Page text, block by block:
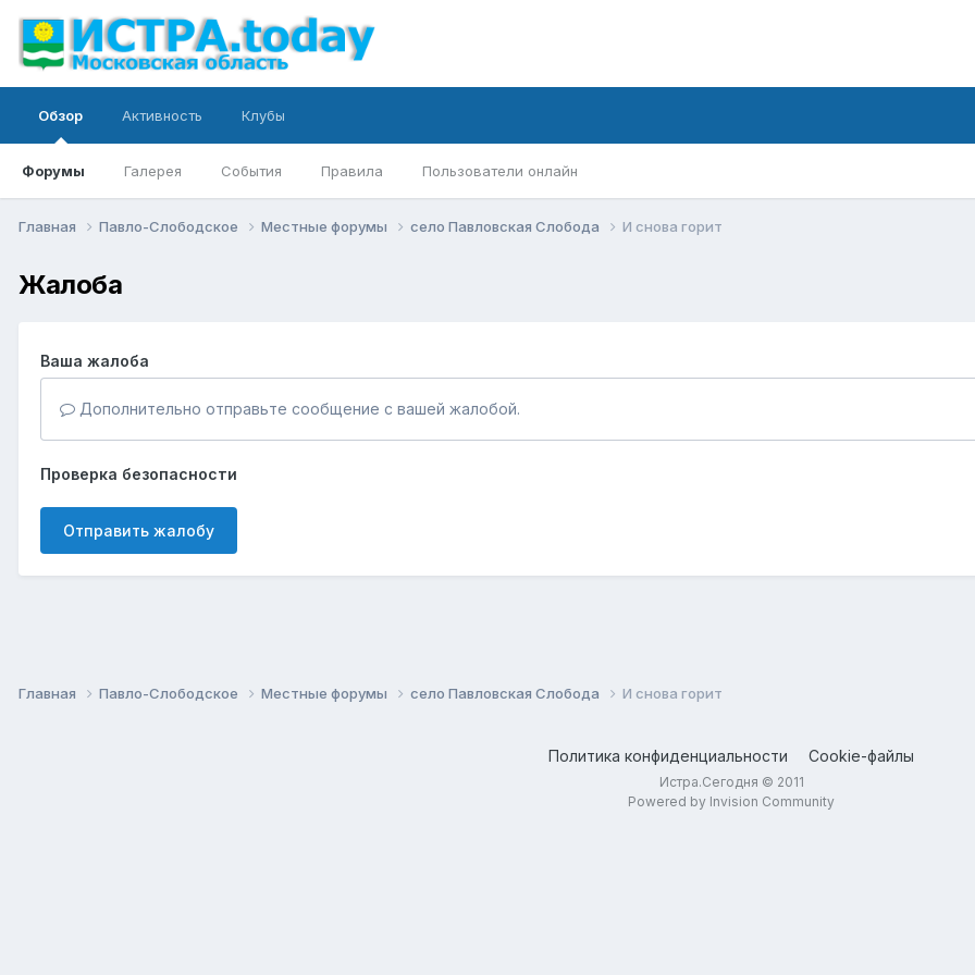
Обзор
Форумы Галерея События Правила Пользователи онлайн
Активность Клубы
Главная Павло-Слободское Местные форумы село Павловская Слобода И снова горит
Жалоба
Ваша жалоба
Дополнительно отправьте сообщение с вашей жалобой.
Проверка безопасности
Отправить жалобу
Главная Павло-Слободское Местные форумы село Павловская Слобода И снова горит
Политика конфиденциальности Cookie-файлы
Истра.Сегодня © 2011
Powered by Invision Community